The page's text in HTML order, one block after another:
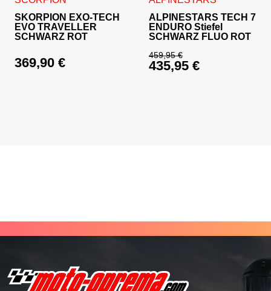
SKORPION EXO-TECH
EVO TRAVELLER
SCHWARZ ROT
369,90 €
ALPINESTARS TECH 7
ENDURO Stiefel
SCHWARZ FLUO ROT
459,95€
Ursprünglicher
435,95 €